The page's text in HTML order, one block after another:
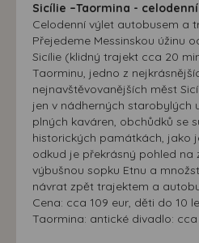
Sicílie –Taormina -
Celodenní výlet autobusem a
Přejedeme Messinskou úžinu
Sicílie (klidný trajekt cca 20
Taorminu, jedno z
nejnavštěvovanějších měst
jen v nádherných starobylých
plných kaváren, obchůdků se
historických památkách, jako
odkud je překrásný pohled na
výbušnou sopku Etnu a
návrat zpět trajektem a
Cena: cca 109 eur, děti do 10
Taormina: antické divadlo: cca